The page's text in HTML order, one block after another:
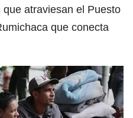
atraviesan el Puesto
que conecta